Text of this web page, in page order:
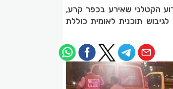
הקטלני שאירע בכפר קרע,
תוכנית לאומית כוללת